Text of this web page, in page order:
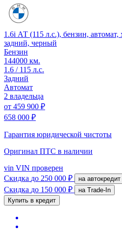
1.6i АТ (115 л.с.), бензин, автомат,
задний, черный
Бензин
144000 км.
1.6 / 115 л.с.
Задний
Автомат
2 владельца
от 459 900 ₽
658 000 ₽
Гарантия юридической чистоты
Оригинал ПТС в наличии
vin VIN проверен
Скидка до 250 000 ₽ на автокредит
Скидка до 150 000 ₽
на Trade-In
Купить в кредит